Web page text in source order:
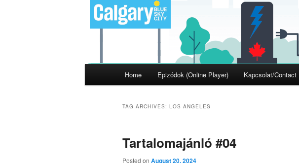
Home Epizódok (Online Player) Kapcsolat/Contact
TAG ARCHIVES: LOS ANGELES
Tartalomajánló #04
Posted on August 20, 2024